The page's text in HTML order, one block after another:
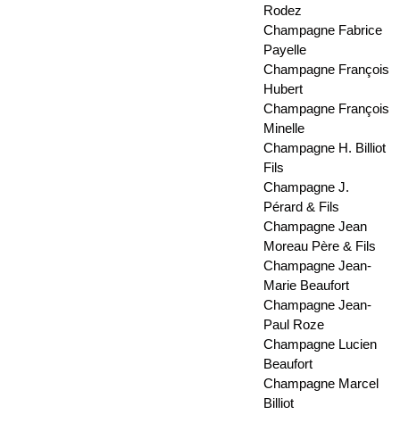
Rodez
Champagne Fabrice
Payelle
Champagne François
Hubert
Champagne François
Minelle
Champagne H. Billiot
Fils
Champagne J.
Pérard & Fils
Champagne Jean
Moreau Père & Fils
Champagne Jean-
Marie Beaufort
Champagne Jean-
Paul Roze
Champagne Lucien
Beaufort
Champagne Marcel
Billiot